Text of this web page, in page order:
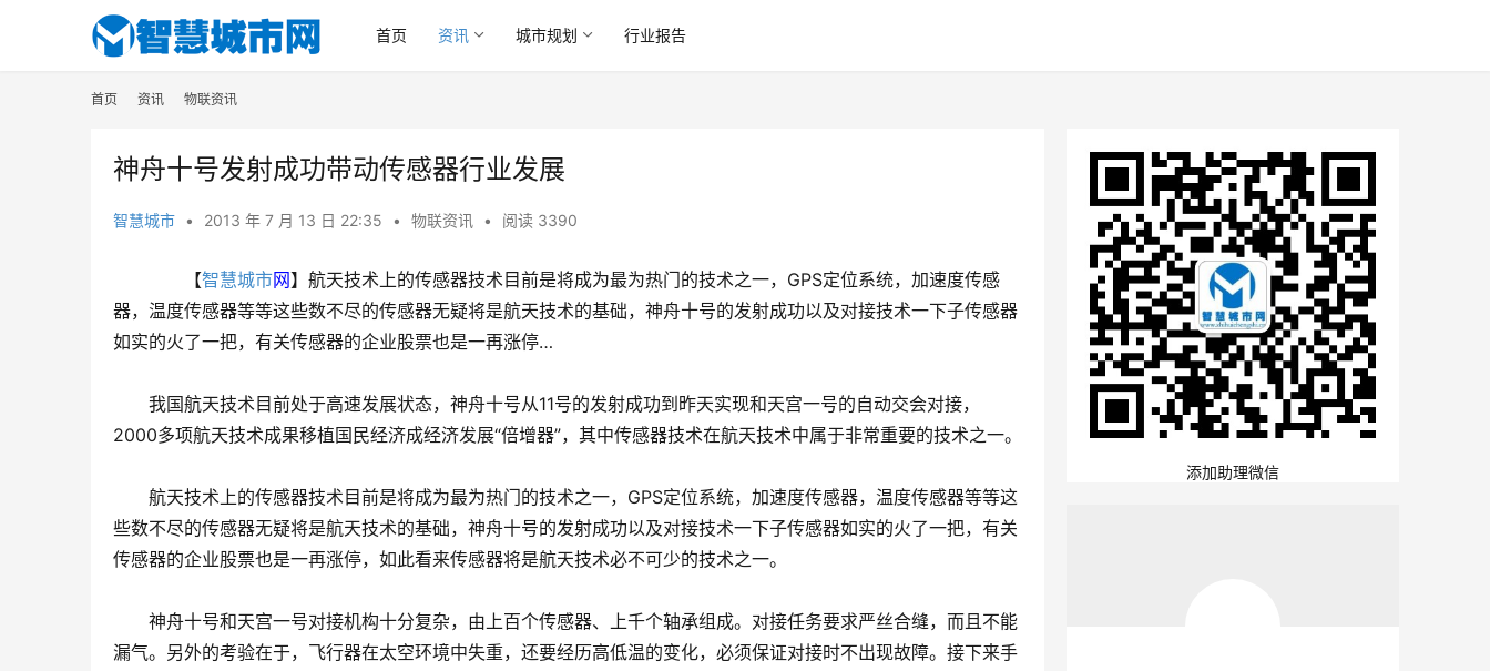
首页 资讯 城市规划 行业报告
首页 资讯 物联资讯
神舟十号发射成功带动传感器行业发展
智慧城市 • 2013 年 7 月 13 日 22:35 • 物联资讯 • 阅读 3390
【智慧城市网】航天技术上的传感器技术目前是将成为最为热门的技术之一，GPS定位系统，加速度传感
器，温度传感器等等这些数不尽的传感器无疑将是航天技术的基础，神舟十号的发射成功以及对接技术一下子传感器
如实的火了一把，有关传感器的企业股票也是一再涨停…
我国航天技术目前处于高速发展状态，神舟十号从11号的发射成功到昨天实现和天宫一号的自动交会对接，
2000多项航天技术成果移植国民经济成经济发展“倍增器”，其中传感器技术在航天技术中属于非常重要的技术之一。
航天技术上的传感器技术目前是将成为最为热门的技术之一，GPS定位系统，加速度传感器，温度传感器等等这
些数不尽的传感器无疑将是航天技术的基础，神舟十号的发射成功以及对接技术一下子传感器如实的火了一把，有关
传感器的企业股票也是一再涨停，如此看来传感器将是航天技术必不可少的技术之一。
神舟十号和天宫一号对接机构十分复杂，由上百个传感器、上千个轴承组成。对接任务要求严丝合缝，而且不能
漏气。另外的考验在于，飞行器在太空环境中失重，还要经历高低温的变化，必须保证对接时不出现故障。接下来手
添加助理微信